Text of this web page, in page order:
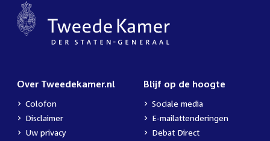
Over Tweedekamer.nl
Colofon
Disclaimer
Uw privacy
Blijf op de hoogte
Sociale media
E-mailattenderingen
Debat Direct